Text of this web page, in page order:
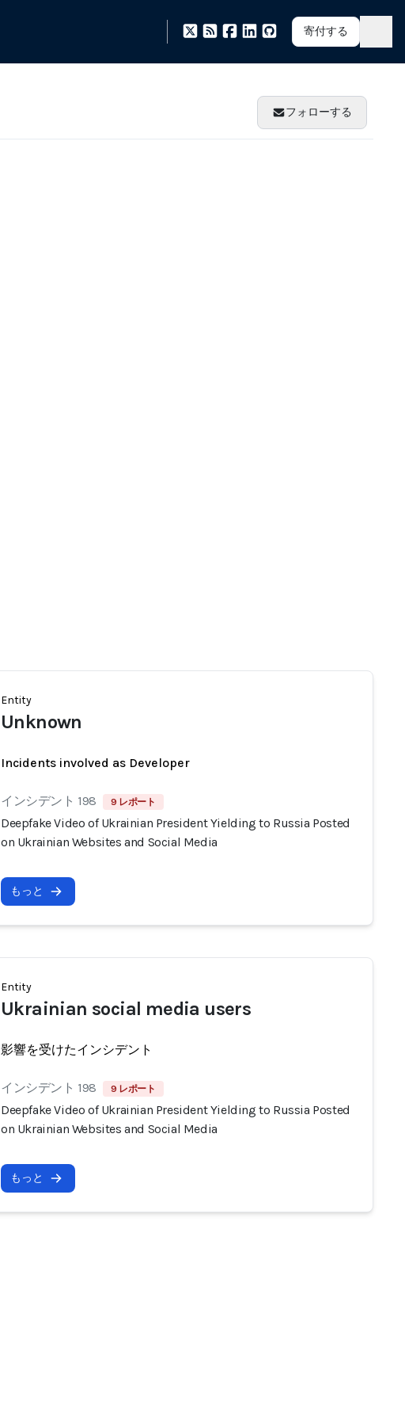
寄付する
フォローする
Entity
Unknown
Incidents involved as Developer
インシデント 198 9 レポート
Deepfake Video of Ukrainian President Yielding to Russia Posted
on Ukrainian Websites and Social Media
もっと
Entity
Ukrainian social media users
影響を受けたインシデント
インシデント 198 9 レポート
Deepfake Video of Ukrainian President Yielding to Russia Posted
on Ukrainian Websites and Social Media
もっと